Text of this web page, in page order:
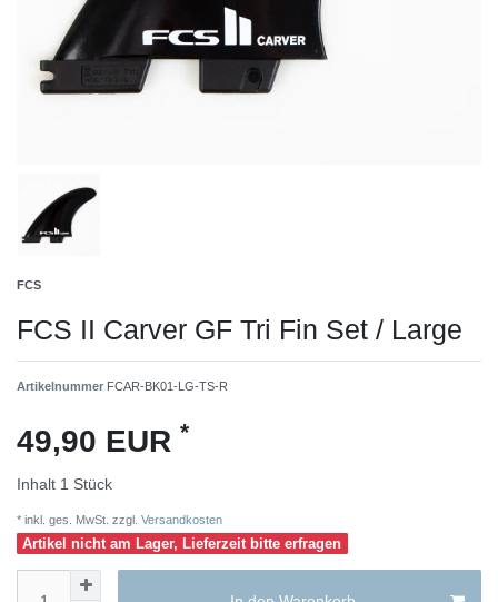
FCS
FCS II Carver GF Tri Fin Set / Large
Artikelnummer FCAR-BK01-LG-TS-R
49,90 EUR *
Inhalt 1 Stück
* inkl. ges. MwSt. zzgl. Versandkosten
Artikel nicht am Lager, Lieferzeit bitte erfragen